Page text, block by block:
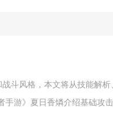
斗风格，本文将从技能解析
手游》夏日香燐介绍基础攻
备良好的起手能力，第三段